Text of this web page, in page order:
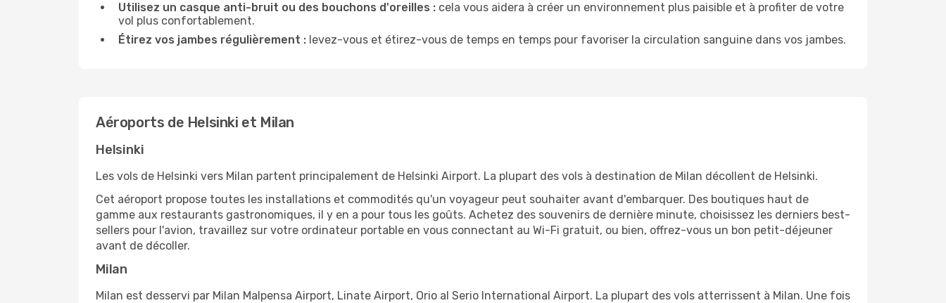
Utilisez un casque anti-bruit ou des bouchons d'oreilles : cela vous aidera à créer un environnement plus paisible et à profiter de votre
vol plus confortablement.
Étirez vos jambes régulièrement : levez-vous et étirez-vous de temps en temps pour favoriser la circulation sanguine dans vos jambes.
Aéroports de Helsinki et Milan
Helsinki
Les vols de Helsinki vers Milan partent principalement de Helsinki Airport. La plupart des vols à destination de Milan décollent de Helsinki.
Cet aéroport propose toutes les installations et commodités qu'un voyageur peut souhaiter avant d'embarquer. Des boutiques haut de
gamme aux restaurants gastronomiques, il y en a pour tous les goûts. Achetez des souvenirs de dernière minute, choisissez les derniers best-
sellers pour l'avion, travaillez sur votre ordinateur portable en vous connectant au Wi-Fi gratuit, ou bien, offrez-vous un bon petit-déjeuner
avant de décoller.
Milan
Milan est desservi par Milan Malpensa Airport, Linate Airport, Orio al Serio International Airport. La plupart des vols atterrissent à Milan. Une fois